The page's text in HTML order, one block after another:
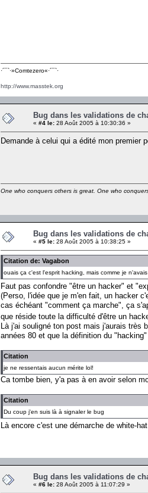
·´¯`·­»Comtezero«­·´¯`·
http://www.masstek.org
Bug dans les validations de
« #4 le: 28 Août 2005 à 10:30:36 »
Demande à celui qui a édité mon premier
One who conquers others is great. One who
Bug dans les validations de
« #5 le: 28 Août 2005 à 10:38:25 »
Citation de: Vagabon
ouais ça c'est l'esprit hacking, mais comme je n'avais
Faut pas confondre "être un hacker" et
(Perso, l'idée que je m'en fait, un hacker
cas échéant "comment ça marche", ça
que réside toute la difficulté d'être un
Là j'ai souligné ton post mais j'aurais
années 80 et que la définition du
Citation
je ne ressentais aucun mérite lol!
Ca tombe bien, y'a pas à en avoir selon
Citation
Du coup j'en suis là à signaler le bug
Là encore c'est une démarche de white-
Bug dans les validations de
« #6 le: 28 Août 2005 à 11:07:29 »